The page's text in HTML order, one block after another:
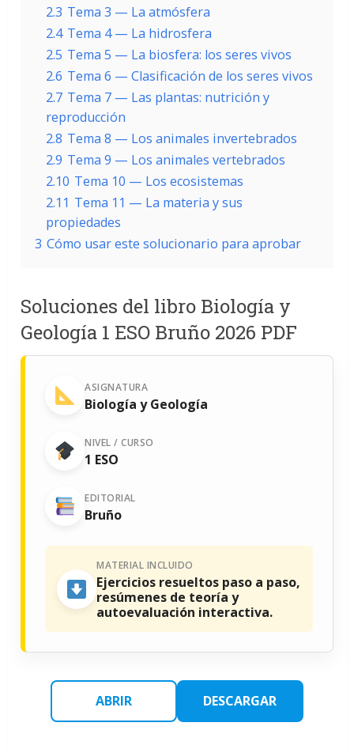
2.3 Tema 3 — La atmósfera
2.4 Tema 4 — La hidrosfera
2.5 Tema 5 — La biosfera: los seres vivos
2.6 Tema 6 — Clasificación de los seres vivos
2.7 Tema 7 — Las plantas: nutrición y
reproducción
2.8 Tema 8 — Los animales invertebrados
2.9 Tema 9 — Los animales vertebrados
2.10 Tema 10 — Los ecosistemas
2.11 Tema 11 — La materia y sus
propiedades
3 Cómo usar este solucionario para aprobar
Soluciones del libro Biología y
Geología 1 ESO Bruño 2026 PDF
ASIGNATURA
Biología y Geología
NIVEL / CURSO
1 ESO
EDITORIAL
Bruño
MATERIAL INCLUIDO
Ejercicios resueltos paso a paso,
resúmenes de teoría y
autoevaluación interactiva.
ABRIR DESCARGAR